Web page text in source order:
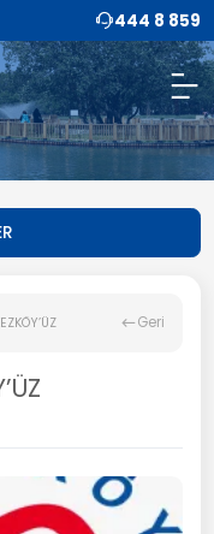
444 8 859
Geri